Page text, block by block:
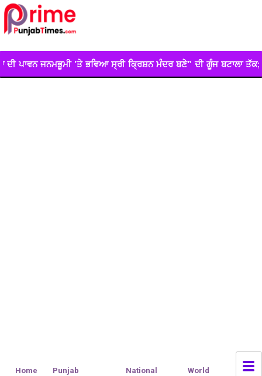
ਸ੍ਰੀ ਕ੍ਰਿਸ਼ਨ ਮੰਦਰ ਬਣੇ” ਦੀ ਗੂੰਜ ਬਟਾਲਾ ਤੱਕ; ਬੂਆ ਦਾਤੀ ਮੰਦਰ ਵਿਖੇ
Home Punjab National World